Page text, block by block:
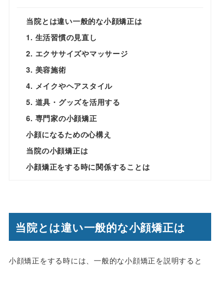
当院とは違い一般的な小顔矯正は
1. 生活習慣の見直し
2. エクササイズやマッサージ
3. 美容施術
4. メイクやヘアスタイル
5. 道具・グッズを活用する
6. 専門家の小顔矯正
小顔になるための心構え
当院の小顔矯正は
小顔矯正をする時に関係することは
当院とは違い一般的な小顔矯正は
小顔矯正をする時には、一般的な小顔矯正を説明すると